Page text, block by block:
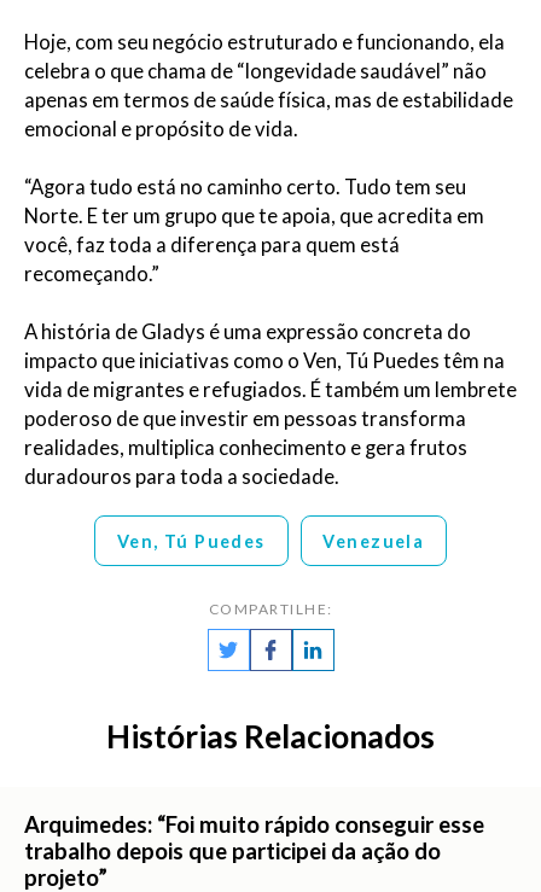
Hoje, com seu negócio estruturado e funcionando, ela
celebra o que chama de “longevidade saudável” não
apenas em termos de saúde física, mas de estabilidade
emocional e propósito de vida.
“Agora tudo está no caminho certo. Tudo tem seu
Norte. E ter um grupo que te apoia, que acredita em
você, faz toda a diferença para quem está
recomeçando.”
A história de Gladys é uma expressão concreta do
impacto que iniciativas como o Ven, Tú Puedes têm na
vida de migrantes e refugiados. É também um lembrete
poderoso de que investir em pessoas transforma
realidades, multiplica conhecimento e gera frutos
duradouros para toda a sociedade.
Ven, Tú Puedes Venezuela
COMPARTILHE:
Histórias Relacionados
Arquimedes: “Foi muito rápido conseguir esse
trabalho depois que participei da ação do
projeto”